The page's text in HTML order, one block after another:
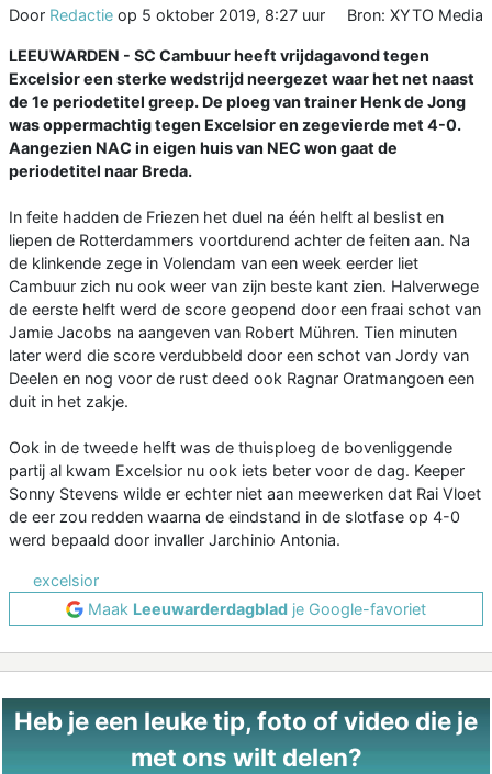
Door Redactie op 5 oktober 2019, 8:27 uur Bron: XYTO Media
LEEUWARDEN - SC Cambuur heeft vrijdagavond tegen
Excelsior een sterke wedstrijd neergezet waar het net naast
de 1e periodetitel greep. De ploeg van trainer Henk de Jong
was oppermachtig tegen Excelsior en zegevierde met 4-0.
Aangezien NAC in eigen huis van NEC won gaat de
periodetitel naar Breda.
In feite hadden de Friezen het duel na één helft al beslist en
liepen de Rotterdammers voortdurend achter de feiten aan. Na
de klinkende zege in Volendam van een week eerder liet
Cambuur zich nu ook weer van zijn beste kant zien. Halverwege
de eerste helft werd de score geopend door een fraai schot van
Jamie Jacobs na aangeven van Robert Mühren. Tien minuten
later werd die score verdubbeld door een schot van Jordy van
Deelen en nog voor de rust deed ook Ragnar Oratmangoen een
duit in het zakje.
Ook in de tweede helft was de thuisploeg de bovenliggende
partij al kwam Excelsior nu ook iets beter voor de dag. Keeper
Sonny Stevens wilde er echter niet aan meewerken dat Rai Vloet
de eer zou redden waarna de eindstand in de slotfase op 4-0
werd bepaald door invaller Jarchinio Antonia.
excelsior
Maak Leeuwarderdagblad je Google-favoriet
Heb je een leuke tip, foto of video die je
met ons wilt delen?